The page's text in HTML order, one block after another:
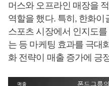
머스와 오프라인 매장을
역할을 했다. 특히, 한화이
스포츠 시장에서 인지도
는 등 마케팅 효과를 극대
화 전략이 매출 증가에 긍